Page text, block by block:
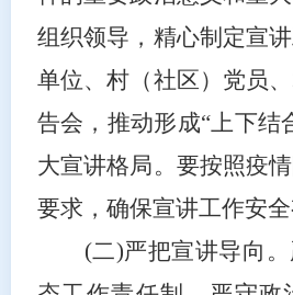
组织领导，精心制定宣
单位、村（社区）党员
告会，推动形成“上下结
大宣讲格局。要按照疫
要求，确保宣讲工作安全
(二)严把宣讲导向。